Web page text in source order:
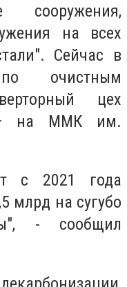
сооружения,
на всех
Сейчас в
очистным
цех
– на ММК им.
с 2021 года
млрд на сугубо
- сообщил